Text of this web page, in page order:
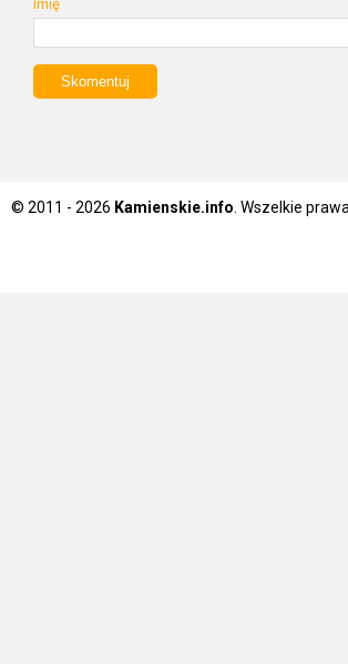
Imię
© 2011 - 2026 Kamienskie.info . Wszelkie